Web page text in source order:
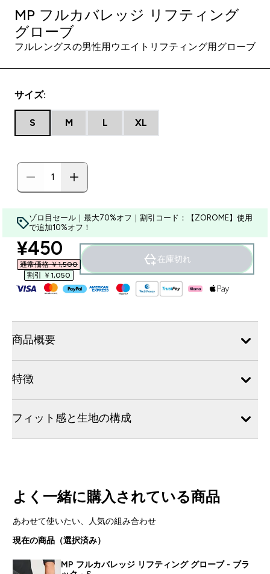
MP フルカバレッジ リフティング
グローブ
フルレングスの男性用ウエイトリフティング用グローブ
サイズ:
S M L XL
ゾロ目セール｜最大70%オフ｜割引コード：【ZOROME】使用
で追加10%オフ！
discounted price
¥450‎
通常価格 ￥1,500‎
割引 ￥1,050‎
在庫切れ
商品概要
特徴
フィット感と生地の構成
よく一緒に購入されている商品
あわせて使いたい、人気の組み合わせ
現在の商品（選択済み）
MP フルカバレッジ リフティング グローブ - ブラ